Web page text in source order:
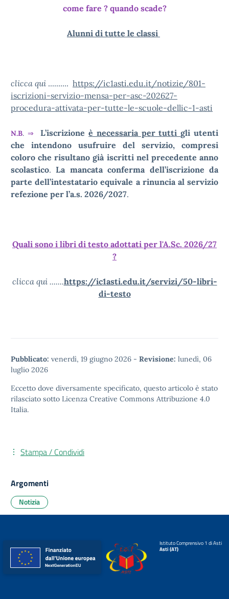
come fare ? quando scade?
Alunni di tutte le classi
clicca qui .......... https://ic1asti.edu.it/notizie/801-
iscrizioni-servizio-mensa-per-asc-202627-
procedura-attivata-per-tutte-le-scuole-dellic-1-asti
N.B. ⇒ L’iscrizioneè necessaria per tuttigli utenti
che intendono usufruire del servizio, compresi
coloro che risultano già iscritti nel precedente anno
scolastico.La mancata conferma dell’iscrizione da
parte dell’intestatario equivale a rinuncia al servizio
refezione per l’a.s. 2026/2027.
Quali sono i libri di testo adottati per l'A.Sc. 2026/27
?
clicca qui .......https://ic1asti.edu.it/servizi/50-libri-
di-testo
Pubblicato: venerdì, 19 giugno 2026 - Revisione: lunedì, 06
luglio 2026
Eccetto dove diversamente specificato, questo articolo è stato
rilasciato sotto Licenza Creative Commons Attribuzione 4.0
Italia.
Stampa / Condividi
Argomenti
Notizia
Istituto Comprensivo 1 di Asti
Asti (AT)